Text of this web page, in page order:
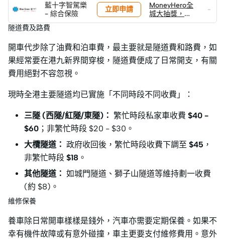
藍十字智駕樂
- 綜合保險
立即申請
MoneyHero全
城大抽獎，投
保贏取Lexus
80萬+獎品!
-
隧道費及路費
開車代步除了油費和泊車費，最主要就是隧道費和路費，如
果經常要在港九新界間穿梭，隧道費便成了日常開支，有關
費用絕對不容忽視。
現時全港主要隧道均已實施「不同時段不同收費」：
三隧 (西隧/紅隧/東隧)： 繁忙時段私家車收費 $40 -
$60 ；非繁忙時段 $20 - $30。
大欖隧道： 政府收回後，繁忙時段收費下調至 $45 ，
非繁忙時段 $18 。
其他隧道： 如城門隧道、獅子山隧道等維持劃一收費
(約 $8)。
維修保養
養車除日常開車樣樣是錢外，汽車亦需要定期保養。如果不
幸有機件故障或有意外碰撞，車主更要支付維修費用。意外